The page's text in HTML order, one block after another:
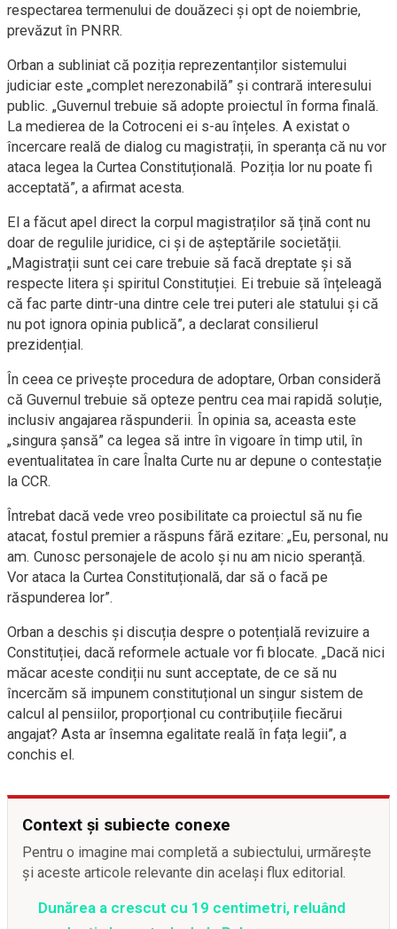
respectarea termenului de douăzeci și opt de noiembrie,
prevăzut în PNRR.
Orban a subliniat că poziția reprezentanților sistemului
judiciar este „complet nerezonabilă” și contrară interesului
public. „Guvernul trebuie să adopte proiectul în forma finală.
La medierea de la Cotroceni ei s-au înțeles. A existat o
încercare reală de dialog cu magistrații, în speranța că nu vor
ataca legea la Curtea Constituțională. Poziția lor nu poate fi
acceptată”, a afirmat acesta.
El a făcut apel direct la corpul magistraților să țină cont nu
doar de regulile juridice, ci și de așteptările societății.
„Magistrații sunt cei care trebuie să facă dreptate și să
respecte litera și spiritul Constituției. Ei trebuie să înțeleagă
că fac parte dintr-una dintre cele trei puteri ale statului și că
nu pot ignora opinia publică”, a declarat consilierul
prezidențial.
În ceea ce privește procedura de adoptare, Orban consideră
că Guvernul trebuie să opteze pentru cea mai rapidă soluție,
inclusiv angajarea răspunderii. În opinia sa, aceasta este
„singura șansă” ca legea să intre în vigoare în timp util, în
eventualitatea în care Înalta Curte nu ar depune o contestație
la CCR.
Întrebat dacă vede vreo posibilitate ca proiectul să nu fie
atacat, fostul premier a răspuns fără ezitare: „Eu, personal, nu
am. Cunosc personajele de acolo și nu am nicio speranță.
Vor ataca la Curtea Constituțională, dar să o facă pe
răspunderea lor”.
Orban a deschis și discuția despre o potențială revizuire a
Constituției, dacă reformele actuale vor fi blocate. „Dacă nici
măcar aceste condiții nu sunt acceptate, de ce să nu
încercăm să impunem constituțional un singur sistem de
calcul al pensiilor, proporțional cu contribuțiile fiecărui
angajat? Asta ar însemna egalitate reală în fața legii”, a
conchis el.
Context și subiecte conexe
Pentru o imagine mai completă a subiectului, urmărește
și aceste articole relevante din același flux editorial.
Dunărea a crescut cu 19 centimetri, reluând